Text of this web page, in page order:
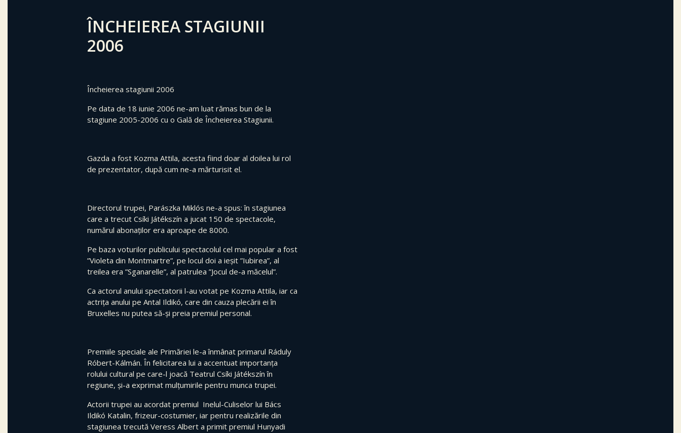
ÎNCHEIEREA STAGIUNII
2006
Încheierea stagiunii 2006
Pe data de 18 iunie 2006 ne-am luat rămas bun de la
stagiune 2005-2006 cu o Gală de Încheierea Stagiunii.
Gazda a fost Kozma Attila, acesta fiind doar al doilea lui rol
de prezentator, după cum ne-a mărturisit el.
Directorul trupei, Parászka Miklós ne-a spus: în stagiunea
care a trecut Csíki Játékszín a jucat 150 de spectacole,
numărul abonaților era aproape de 8000.
Pe baza voturilor publicului spectacolul cel mai popular a fost
”Violeta din Montmartre”, pe locul doi a ieșit ”Iubirea”, al
treilea era ”Sganarelle”, al patrulea ”Jocul de-a măcelul”.
Ca actorul anului spectatorii l-au votat pe Kozma Attila, iar ca
actrița anului pe Antal Ildikó, care din cauza plecării ei în
Bruxelles nu putea să-și preia premiul personal.
Premiile speciale ale Primăriei le-a înmânat primarul Ráduly
Róbert-Kálmán. În felicitarea lui a accentuat importanța
rolului cultural pe care-l joacă Teatrul Csíki Játékszín în
regiune, și-a exprimat mulțumirile pentru munca trupei.
Actorii trupei au acordat premiul Inelul-Culiselor lui Bács
Ildikó Katalin, frizeur-costumier, iar pentru realizările din
stagiunea trecută Veress Albert a primit premiul Hunyadi